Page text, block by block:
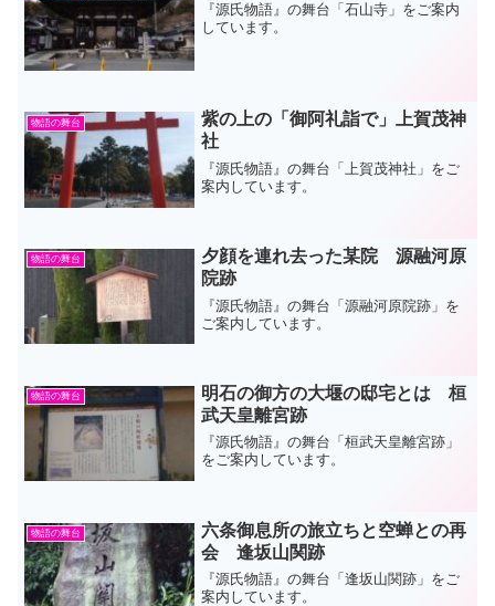
『源氏物語』の舞台「石山寺」をご案内
しています。
物語の舞台
紫の上の「御阿礼詣で」上賀茂神
社
『源氏物語』の舞台「上賀茂神社」をご
案内しています。
物語の舞台
夕顔を連れ去った某院 源融河原
院跡
『源氏物語』の舞台「源融河原院跡」を
ご案内しています。
物語の舞台
明石の御方の大堰の邸宅とは 桓
武天皇離宮跡
『源氏物語』の舞台「桓武天皇離宮跡」
をご案内しています。
物語の舞台
六条御息所の旅立ちと空蝉との再
会 逢坂山関跡
『源氏物語』の舞台「逢坂山関跡」をご
案内しています。